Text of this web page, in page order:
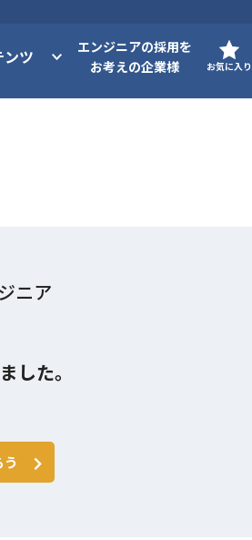
ツ
エンジニアの採用を
お考えの企業様
お気に入り
ニア
した。